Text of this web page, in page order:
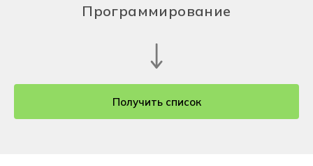
Программирование
Получить список